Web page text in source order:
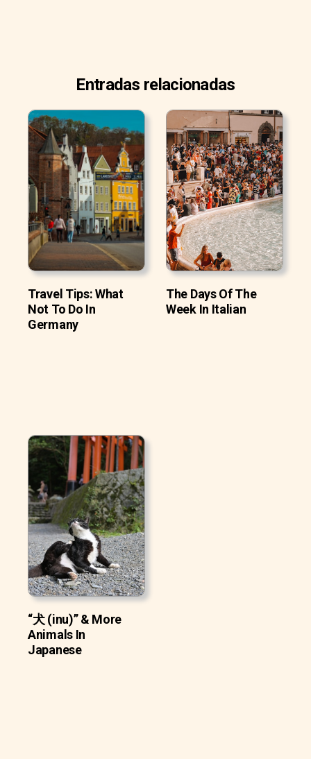
Entradas relacionadas
Travel Tips: What
Not To Do In
Germany
The Days Of The
Week In Italian
“犬 (inu)” & More
Animals In
Japanese